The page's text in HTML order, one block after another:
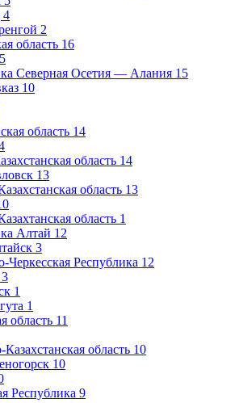
4
2
область 16
Северная Осетия — Алания 15
10
область 14
область 14
13
область 13
область 1
Алтай 12
3
Черкесская Республика 12
3
1
1
область 11
область 10
10
Республика 9